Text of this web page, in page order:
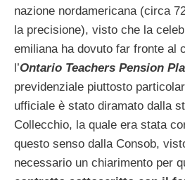
nazione nordamericana (circa
la precisione), visto che la
emiliana ha dovuto far fronte al
l’Ontario Teachers Pension
previdenziale piuttosto
ufficiale è stato diramato dalla
Collecchio, la quale era stata
questo senso dalla Consob,
necessario un chiarimento per